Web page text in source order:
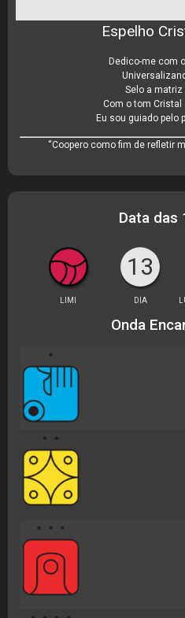
Espelho
Dedico-me com
Selo a
Com o tom
Eu sou guiado pelo
“Coopero como fim de refletir
Data das
13
LIMI DIA
Onda